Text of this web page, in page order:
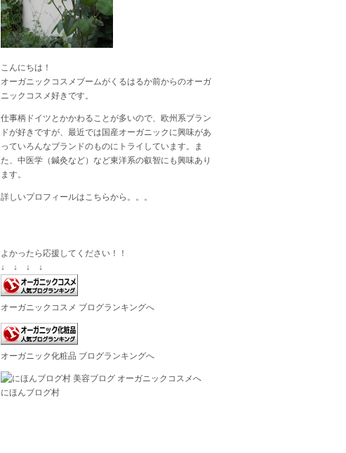
こんにちは！
オーガニックコスメブームがくるはるか前からのオーガ
ニックコスメ好きです。
仕事柄ドイツとかかわることが多いので、欧州系ブラン
ドが好きですが、最近では国産オーガニックに興味があ
っていろんなブランドのものにトライしています。ま
た、中医学（鍼灸など）など東洋系の叡智にも興味あり
ます。
詳しいプロフィールはこちらから。。。
よかったら応援してください！！
↓ ↓ ↓ ↓
オーガニックコスメ ブログランキングへ
オーガニック化粧品 ブログランキングへ
にほんブログ村